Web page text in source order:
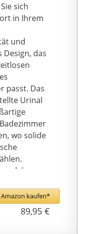
damit
als
Urinals/
Bidets
die
von
Durch
Form Felix
sich
in Ihrem
und
Design, das
passt. Das
Urinal
wo solide
höchstem
mit
Amazon kaufen*
89,95 €